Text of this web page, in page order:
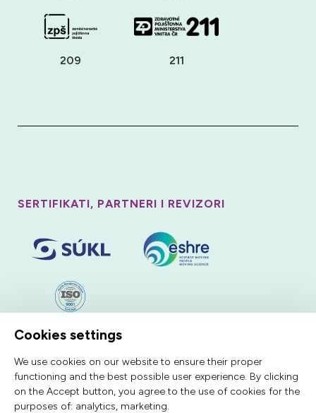
Cookies settings
We use cookies on our website to ensure their proper
functioning and the best possible user experience. By clicking
on the Accept button, you agree to the use of cookies for the
purposes of: analytics, marketing.
209 211
SERTIFIKATI, PARTNERI I REVIZORI